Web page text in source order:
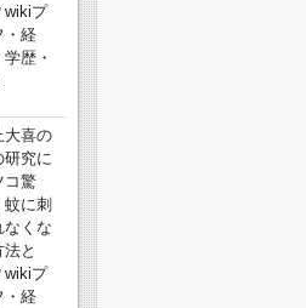
wikiプ
・経
学歴・
大喜の
研究に
コ驚
蚊に刺
なくな
法と
wikiプ
・経